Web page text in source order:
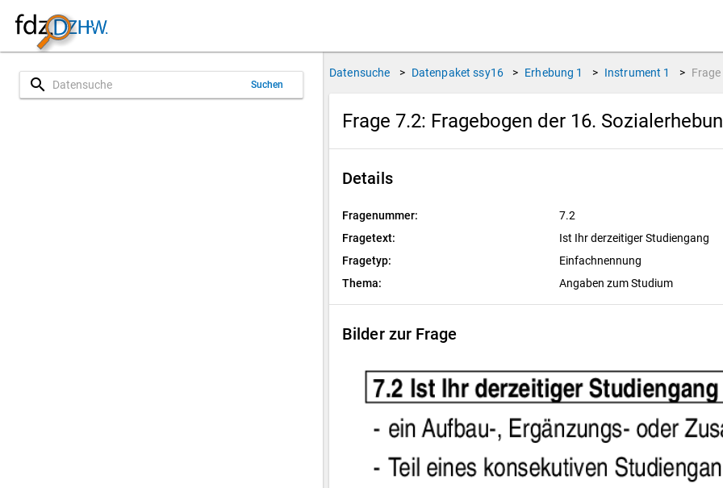
search Suchen
Datensuche > Datenpaket ssy16 > Erhebung 1 > Instrument 1 > Frage
Frage 7.2: Fragebogen der 16.
Details
Fragenummer:
7.2
Fragetext:
Ist Ihr derzeitiger Studiengang
Fragetyp:
Einfachnennung
Thema:
Angaben zum Studium
Bilder zur Frage